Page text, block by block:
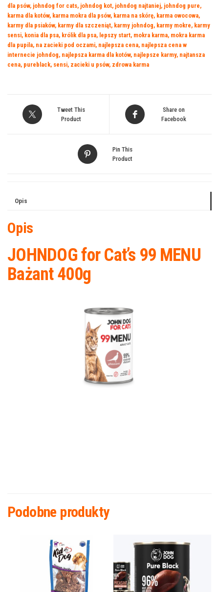
400g
dla psów, johndog for cats, johndog kot, johndog najtaniej, johndog pure,
karma dla kotów, karma mokra dla psów, karma na skórę, karma owocowa,
karmy dla psiaków, karmy dla szczeniąt, karmy johndog, karmy mokre, karmy
sensi, konia dla psa, królik dla psa, lepszy start, mokra karma, mokra karma
dla pupila, na zacieki pod oczami, najlepsza cena, najlepsza cena w
internecie johndog, najlepsza karma dla kotów, najlepsze karmy, najtansza
cena, pureblack, sensi, zacieki u psów, zdrowa karma
Tweet This
Product
Share on
Facebook
Pin This
Product
Opis
Opis
JOHNDOG for Cat’s 99 MENU
Bażant 400g
Podobne produkty